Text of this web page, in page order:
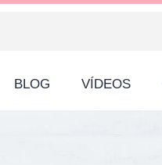
BLOG VÍDEOS